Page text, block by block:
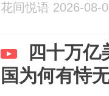
花间悦语 2026-08-
四十万
国为何有恃